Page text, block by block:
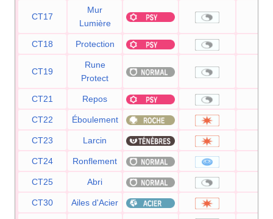
CT17
Mur
Lumière
CT18 Protection
CT19
Rune
Protect
CT21 Repos
CT22 Éboulement
CT23 Larcin
CT24 Ronflement
CT25 Abri
CT30 Ailes d'Acier